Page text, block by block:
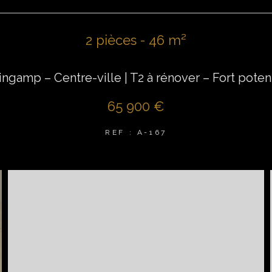
2 pièces - 46 m²
– Centre-ville | T2 à rénover – Fort
65 900 €
REF : A-167